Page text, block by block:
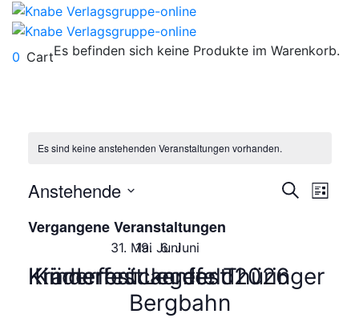
0 CartEs befinden sich keine Produkte im Warenkorb.
Es sind keine anstehenden Veranstaltungen vorhanden.
SucheListe
Anstehende
wählen.
Vergangene Veranstaltungen
19. Juni
Krämerbrückenfest 2026
6. Juni
Kinderfest an der Thüringer
Bergbahn
31. Mai
Kinderfest Legefeld